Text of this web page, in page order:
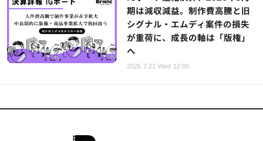
期は減収減益。制作費高騰と旧
シグナル・エムディ案件の損失
が重荷に、成長の軸は「版権」
へ
2026.7.22 Wed 12:00